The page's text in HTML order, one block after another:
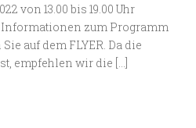
von 13.00 bis 19.00 Uhr
zum Programm
auf dem FLYER. Da die
empfehlen wir die […]